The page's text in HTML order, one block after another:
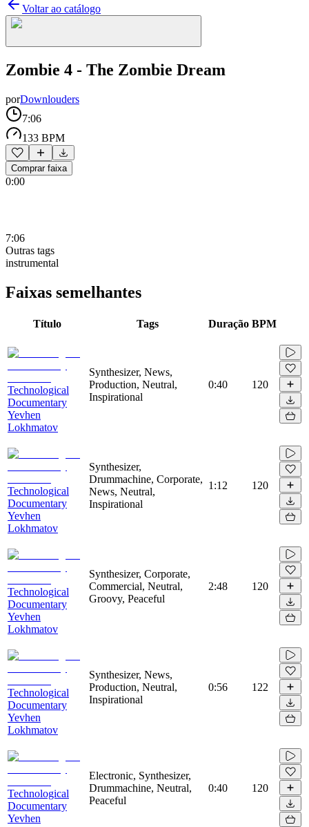
Voltar ao catálogo
Zombie 4 - The Zombie Dream
porDownlouders
7:06
133 BPM
Comprar faixa
0:00
7:06
Outras tags
instrumental
Faixas semelhantes
Título Tags Duração BPM
Technological
Documentary
Yevhen
Lokhmatov
Synthesizer, News,
Production, Neutral,
Inspirational
0:40 120
Technological
Documentary
Yevhen
Lokhmatov
Synthesizer,
Drummachine, Corporate,
News, Neutral,
Inspirational
1:12 120
Technological
Documentary
Yevhen
Lokhmatov
Synthesizer, Corporate,
Commercial, Neutral,
Groovy, Peaceful
2:48 120
Technological
Documentary
Yevhen
Lokhmatov
Synthesizer, News,
Production, Neutral,
Inspirational
0:56 122
Technological
Documentary
Yevhen
Electronic, Synthesizer,
Drummachine, Neutral,
Peaceful
0:40 120